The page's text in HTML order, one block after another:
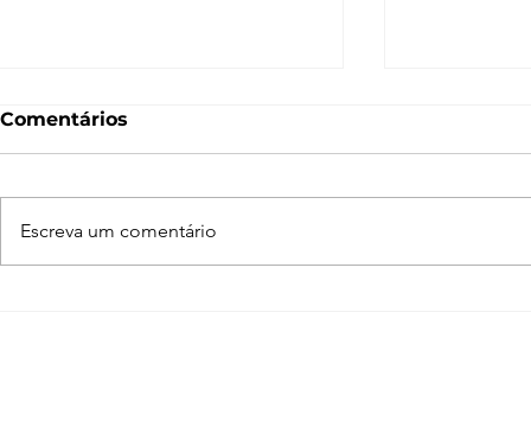
Comentários
Escreva um comentário